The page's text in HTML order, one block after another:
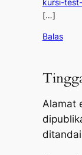
kursi-
[…]
Balas
Alamat
ditandai